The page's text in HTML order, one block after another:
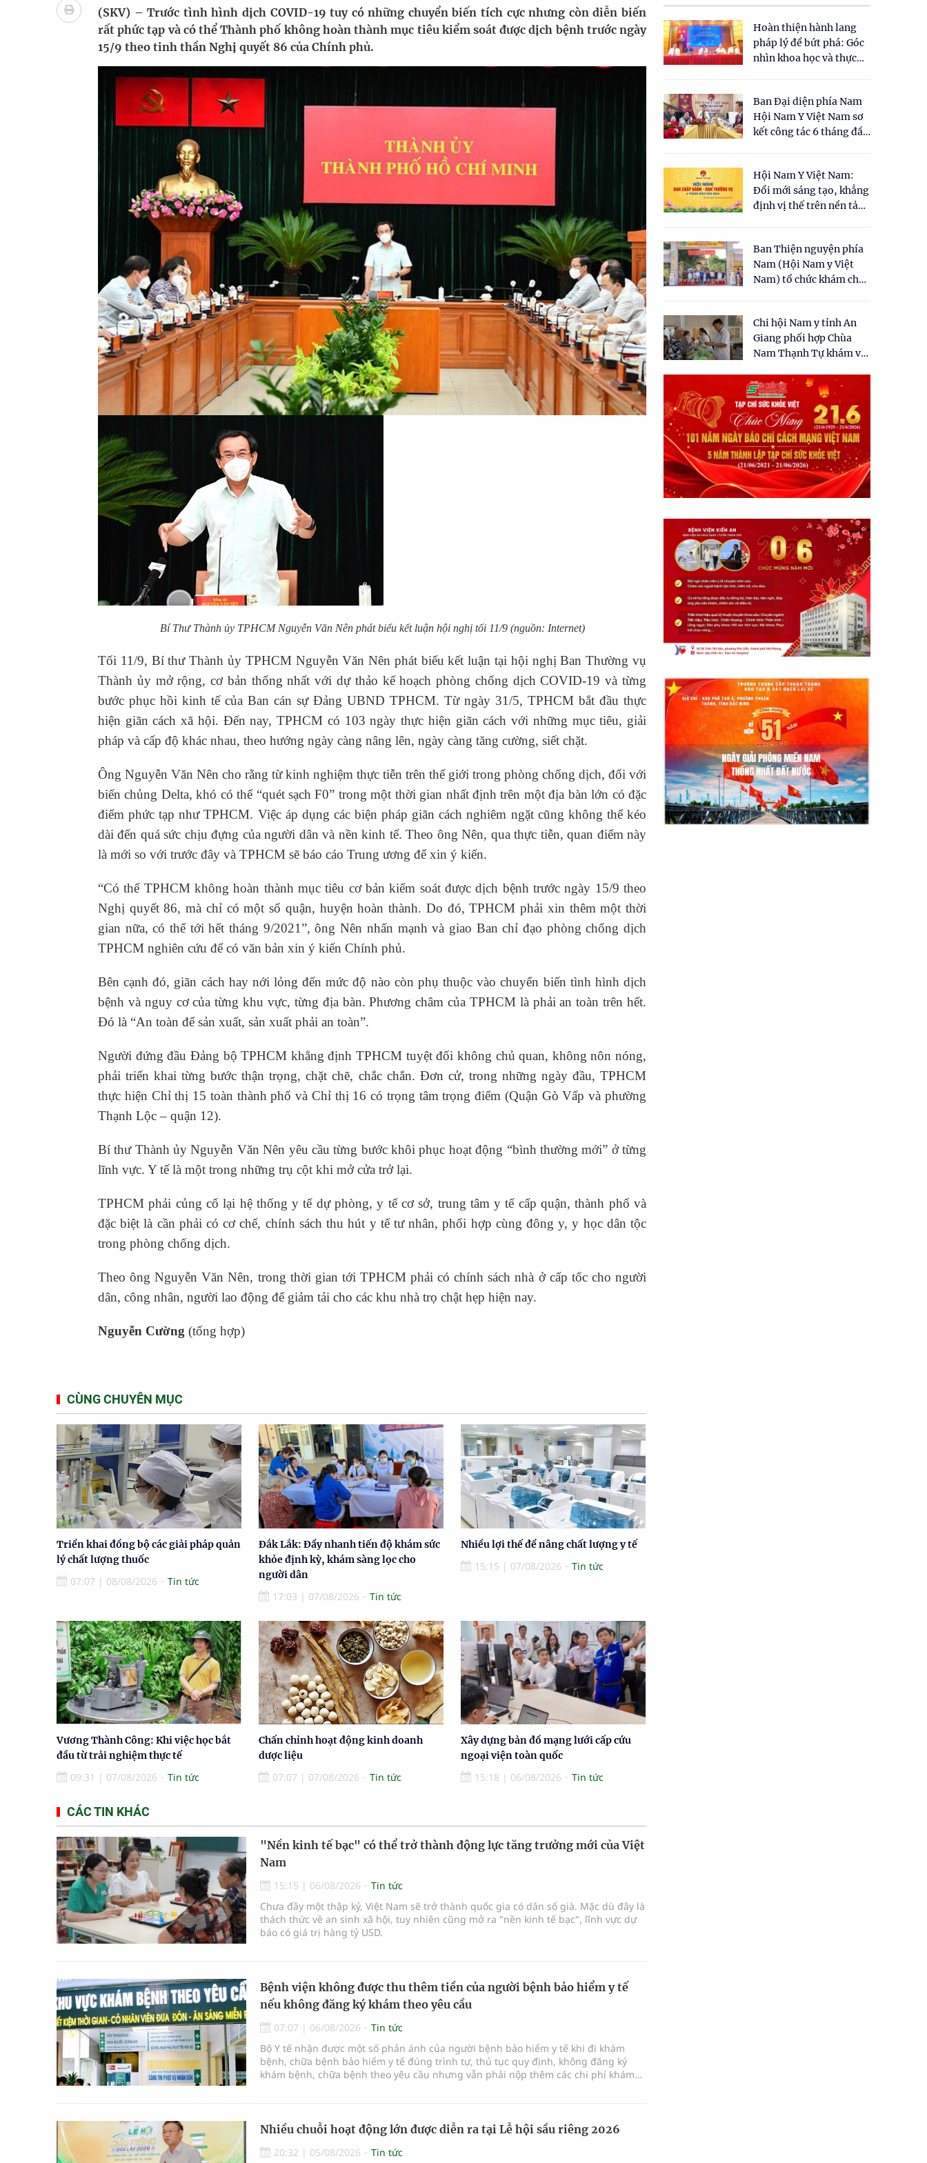
Nhiều lợi thế để nâng chất lượng y tế
Vương Thành Công: Khi việc học bắt đầu từ trải nghiệm thực tế
Tầm soát sớm ung thư vú giúp cứu sống hàng nghìn phụ nữ mỗi năm
Giải pháp nâng cao thị lực thời hiện đại
(SKV) – Trước tình hình dịch COVID-19 tuy có những chuyển biến tích cực nhưng còn diễn biến
rất phức tạp và có thể Thành phố không hoàn thành mục tiêu kiểm soát được dịch bệnh trước ngày
15/9 theo tinh thần Nghị quyết 86 của Chính phủ.
Bí Thư Thành ủy TPHCM Nguyễn Văn Nên phát biểu kết luận hội nghị tối 11/9 (nguồn: Internet)
Tối 11/9, Bí thư Thành ủy TPHCM Nguyễn Văn Nên phát biểu kết luận tại hội nghị Ban Thường vụ
Thành ủy mở rộng, cơ bản thống nhất với dự thảo kế hoạch phòng chống dịch COVID-19 và từng
bước phục hồi kinh tế của Ban cán sự Đảng UBND TPHCM. Từ ngày 31/5, TPHCM bắt đầu thực
hiện giãn cách xã hội. Đến nay, TPHCM có 103 ngày thực hiện giãn cách với những mục tiêu, giải
pháp và cấp độ khác nhau, theo hướng ngày càng nâng lên, ngày càng tăng cường, siết chặt.
Ông Nguyễn Văn Nên cho rằng từ kinh nghiệm thực tiễn trên thế giới trong phòng chống dịch, đối với
biến chủng Delta, khó có thể “quét sạch F0” trong một thời gian nhất định trên một địa bàn lớn có đặc
điểm phức tạp như TPHCM. Việc áp dụng các biện pháp giãn cách nghiêm ngặt cũng không thể kéo
dài đến quá sức chịu đựng của người dân và nền kinh tế. Theo ông Nên, qua thực tiễn, quan điểm này
là mới so với trước đây và TPHCM sẽ báo cáo Trung ương để xin ý kiến.
“Có thể TPHCM không hoàn thành mục tiêu cơ bản kiểm soát được dịch bệnh trước ngày 15/9 theo
Nghị quyết 86, mà chỉ có một số quận, huyện hoàn thành. Do đó, TPHCM phải xin thêm một thời
gian nữa, có thể tới hết tháng 9/2021”, ông Nên nhấn mạnh và giao Ban chỉ đạo phòng chống dịch
TPHCM nghiên cứu để có văn bản xin ý kiến Chính phủ.
Bên cạnh đó, giãn cách hay nới lỏng đến mức độ nào còn phụ thuộc vào chuyển biến tình hình dịch
bệnh và nguy cơ của từng khu vực, từng địa bàn. Phương châm của TPHCM là phải an toàn trên hết.
Đó là “An toàn để sản xuất, sản xuất phải an toàn”.
Người đứng đầu Đảng bộ TPHCM khẳng định TPHCM tuyệt đối không chủ quan, không nôn nóng,
phải triển khai từng bước thận trọng, chặt chẽ, chắc chắn. Đơn cử, trong những ngày đầu, TPHCM
thực hiện Chỉ thị 15 toàn thành phố và Chỉ thị 16 có trọng tâm trọng điểm (Quận Gò Vấp và phường
Thạnh Lộc – quận 12).
Bí thư Thành ủy Nguyễn Văn Nên yêu cầu từng bước khôi phục hoạt động “bình thường mới” ở từng
lĩnh vực. Y tế là một trong những trụ cột khi mở cửa trở lại.
TPHCM phải củng cố lại hệ thống y tế dự phòng, y tế cơ sở, trung tâm y tế cấp quận, thành phố và
đặc biệt là cần phải có cơ chế, chính sách thu hút y tế tư nhân, phối hợp cùng đông y, y học dân tộc
trong phòng chống dịch.
Theo ông Nguyễn Văn Nên, trong thời gian tới TPHCM phải có chính sách nhà ở cấp tốc cho người
dân, công nhân, người lao động để giảm tải cho các khu nhà trọ chật hẹp hiện nay.
Nguyễn Cường (tổng hợp)
CÙNG CHUYÊN MỤC
Triển khai đồng bộ các giải pháp quản
lý chất lượng thuốc
07:07 | 08/08/2026 Tin tức
Đắk Lắk: Đẩy nhanh tiến độ khám sức
khỏe định kỳ, khám sàng lọc cho
người dân
17:03 | 07/08/2026 Tin tức
Nhiều lợi thế để nâng chất lượng y tế
15:15 | 07/08/2026 Tin tức
Vương Thành Công: Khi việc học bắt
đầu từ trải nghiệm thực tế
09:31 | 07/08/2026 Tin tức
Chấn chỉnh hoạt động kinh doanh
dược liệu
07:07 | 07/08/2026 Tin tức
Xây dựng bản đồ mạng lưới cấp cứu
ngoại viện toàn quốc
15:18 | 06/08/2026 Tin tức
CÁC TIN KHÁC
"Nền kinh tế bạc" có thể trở thành động lực tăng trưởng mới của Việt
Nam
15:15 | 06/08/2026
Tin tức
Chưa đầy một thập kỷ, Việt Nam sẽ trở thành quốc gia có dân số già. Mặc dù đây là
thách thức về an sinh xã hội, tuy nhiên cũng mở ra "nền kinh tế bạc", lĩnh vực dự
báo có giá trị hàng tỷ USD.
Bệnh viện không được thu thêm tiền của người bệnh bảo hiểm y tế
nếu không đăng ký khám theo yêu cầu
07:07 | 06/08/2026
Tin tức
Bộ Y tế nhận được một số phản ánh của người bệnh bảo hiểm y tế khi đi khám
bệnh, chữa bệnh bảo hiểm y tế đúng trình tự, thủ tục quy định, không đăng ký
khám bệnh, chữa bệnh theo yêu cầu nhưng vẫn phải nộp thêm các chi phí khám
Nhiều chuỗi hoạt động lớn được diễn ra tại Lễ hội sầu riêng 2026
20:32 | 05/08/2026 Tin tức
Hoàn thiện hành lang
pháp lý để bứt phá: Góc
nhìn khoa học và thực
cho Luật Y dược cổ
truyền Việt Nam"
Ban Đại diện phía Nam
Hội Nam Y Việt Nam sơ
kết công tác 6 tháng đầu
Hội Nam Y Việt Nam:
Đổi mới sáng tạo, khẳng
định vị thế trên nền tảng
Ban Thiện nguyện phía
Nam (Hội Nam y Việt
Nam) tổ chức khám chữa
dân tại xã Tân Tập
Chi hội Nam y tỉnh An
Giang phối hợp Chùa
Nam Thạnh Tự khám và
nhân dân